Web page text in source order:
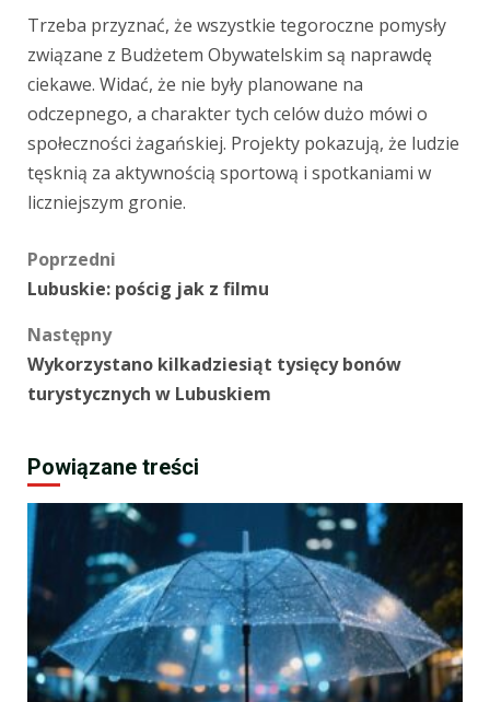
Trzeba przyznać, że wszystkie tegoroczne pomysły
związane z Budżetem Obywatelskim są naprawdę
ciekawe. Widać, że nie były planowane na
odczepnego, a charakter tych celów dużo mówi o
społeczności żagańskiej. Projekty pokazują, że ludzie
tęsknią za aktywnością sportową i spotkaniami w
liczniejszym gronie.
Zobacz
wpisy
Poprzedni
Lubuskie: pościg jak z filmu
Następny
Wykorzystano kilkadziesiąt tysięcy bonów
turystycznych w Lubuskiem
Powiązane treści